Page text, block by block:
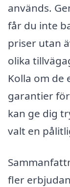
används.
får du inte
priser utan
olika
Kolla om de
garantier
kan ge dig
valt en
fler